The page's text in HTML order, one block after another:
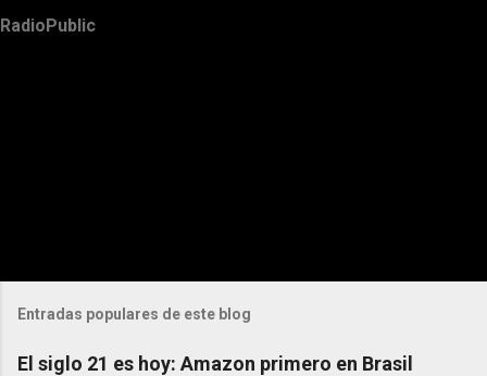
RadioPublic
Entradas populares de este blog
El siglo 21 es hoy: Amazon primero en Brasil